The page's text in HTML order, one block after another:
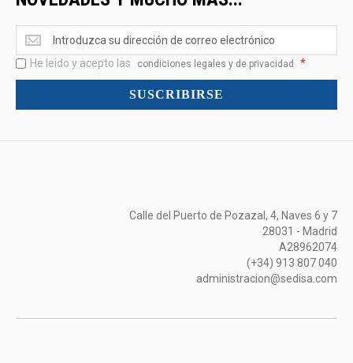
Ofertas
<br>Novedades
y
mucho
He leido y acepto las condiciones legales y de privacidad *
SUSCRIBIRSE
Calle del Puerto de Pozazal, 4, Naves 6 y 7
28031 - Madrid
A28962074
(+34) 913 807 040
administracion@sedisa.com